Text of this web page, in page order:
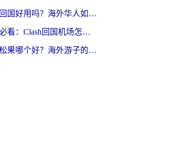
迅游和回国好用吗？海外华人如何选择靠谱的回国加速器
海外党必看：Clash回国机场怎么选？一篇搞定无缝访问国内资源的全攻略
穿梭和松果哪个好？海外游子的数字归乡路，到底该怎么选